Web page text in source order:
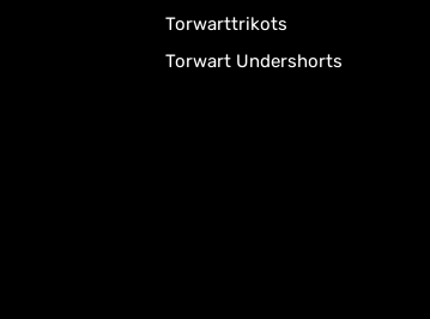
Torwarttrikots
Torwart Undershorts